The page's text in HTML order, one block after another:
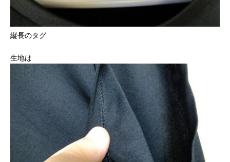
縦長のタグ
生地は